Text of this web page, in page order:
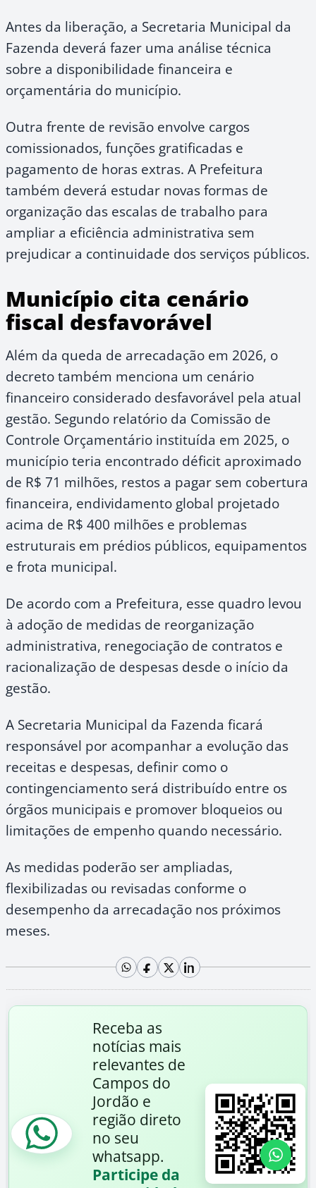
Antes da liberação, a Secretaria Municipal da
Fazenda deverá fazer uma análise técnica
sobre a disponibilidade financeira e
orçamentária do município.
Outra frente de revisão envolve cargos
comissionados, funções gratificadas e
pagamento de horas extras. A Prefeitura
também deverá estudar novas formas de
organização das escalas de trabalho para
ampliar a eficiência administrativa sem
prejudicar a continuidade dos serviços públicos.
Município cita cenário
fiscal desfavorável
Além da queda de arrecadação em 2026, o
decreto também menciona um cenário
financeiro considerado desfavorável pela atual
gestão. Segundo relatório da Comissão de
Controle Orçamentário instituída em 2025, o
município teria encontrado déficit aproximado
de R$ 71 milhões, restos a pagar sem cobertura
financeira, endividamento global projetado
acima de R$ 400 milhões e problemas
estruturais em prédios públicos, equipamentos
e frota municipal.
De acordo com a Prefeitura, esse quadro levou
à adoção de medidas de reorganização
administrativa, renegociação de contratos e
racionalização de despesas desde o início da
gestão.
A Secretaria Municipal da Fazenda ficará
responsável por acompanhar a evolução das
receitas e despesas, definir como o
contingenciamento será distribuído entre os
órgãos municipais e promover bloqueios ou
limitações de empenho quando necessário.
As medidas poderão ser ampliadas,
flexibilizadas ou revisadas conforme o
desempenho da arrecadação nos próximos
meses.
Receba as
notícias mais
relevantes de
Campos do
Jordão e
região direto
no seu
whatsapp.
Participe da